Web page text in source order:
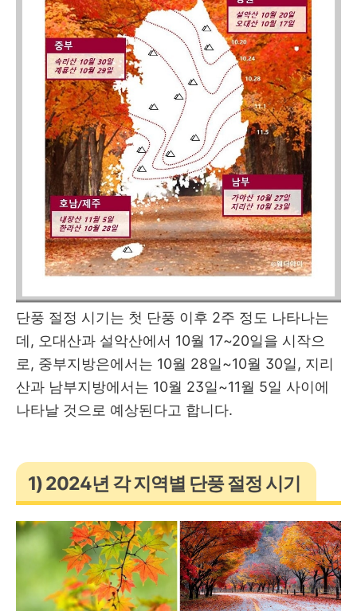
단풍 절정 시기는 첫 단풍 이후 2주 정도 나타나는
데, 오대산과 설악산에서 10월 17~20일을 시작으
로, 중부지방은에서는 10월 28일~10월 30일, 지리
산과 남부지방에서는 10월 23일~11월 5일 사이에
나타날 것으로 예상된다고 합니다.
1) 2024년 각 지역별 단풍 절정 시기